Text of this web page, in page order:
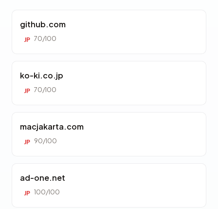
github.com
JP 70/100
ko-ki.co.jp
JP 70/100
macjakarta.com
JP 90/100
ad-one.net
JP 100/100